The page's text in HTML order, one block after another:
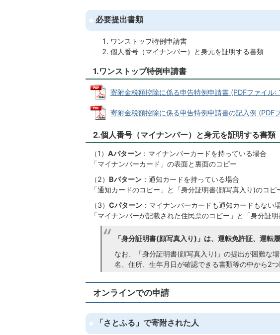
必要提出書類
ワンストップ特例申請書
個人番号（マイナンバー）と身元を証明する書類
1.ワンストップ特例申請書
寄附金税額控除に係る申告特例申請書 (PDFファイル:
寄附金税額控除に係る申告特例申請書の記入例 (PDF
2.個人番号（マイナンバー）と身元を証明する書類
（1） Aパターン ：マイナンバーカードを持っている場合
「マイナンバーカード」の表面と裏面のコピー
（2） Bパターン ：通知カードを持っている場合
「通知カードのコピー」と「身分証明書(顔写真入り)のコピ
（3） Cパターン ：マイナンバーカードも通知カードもない
「マイナンバーが記載された住民票のコピー」と「身分証
「身分証明書(顔写真入り)」は、運転免許証、運転
なお、「身分証明書(顔写真入り)」の提出が困難な
名、住所、生年月日が確認できる書類等の中から2つ
オンラインでの申請
「さとふる」で寄附された人